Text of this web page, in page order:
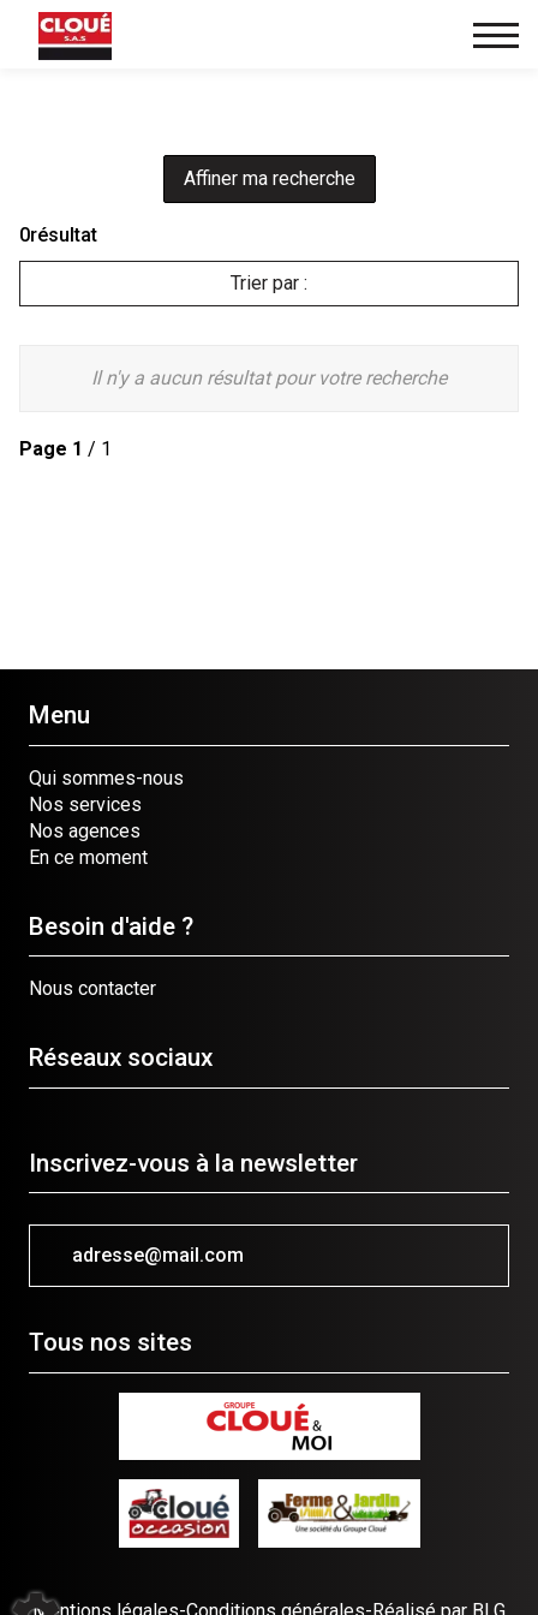
0résultat
Trier par :
Affiner ma recherche
Il n'y a aucun résultat pour votre recherche
Page 1 / 1
Menu
Qui sommes-nous
Nos services
Nos agences
En ce moment
Besoin d'aide ?
Nous contacter
Réseaux sociaux
Inscrivez-vous à la newsletter
adresse@mail.com
Tous nos sites